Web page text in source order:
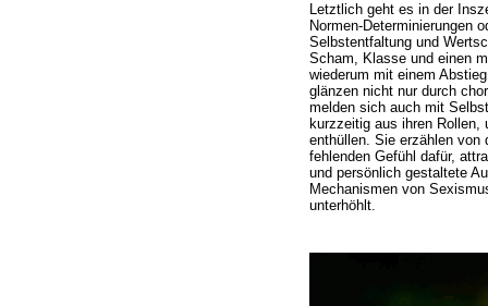
Letztlich geht es in der
Normen-Determinierungen
Selbstentfaltung und
Scham, Klasse und einen
wiederum mit einem
glänzen nicht nur durch
melden sich auch mit
kurzzeitig aus ihren Rollen,
enthüllen. Sie erzählen von
fehlenden Gefühl dafür,
und persönlich gestaltete
Mechanismen von
unterhöhlt.